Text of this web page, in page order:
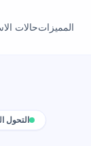
المميزاتحالات
التحول